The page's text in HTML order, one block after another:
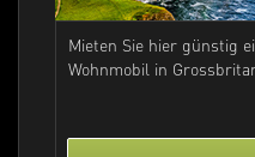
Mieten Sie hier günstig
Wohnmobil in